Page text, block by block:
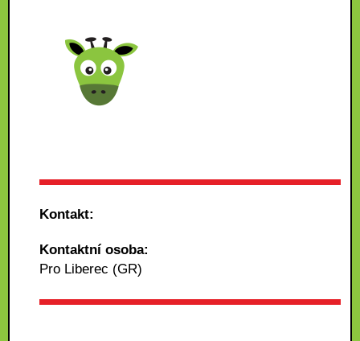
Kontakt:
Kontaktní osoba:
Pro Liberec (GR)